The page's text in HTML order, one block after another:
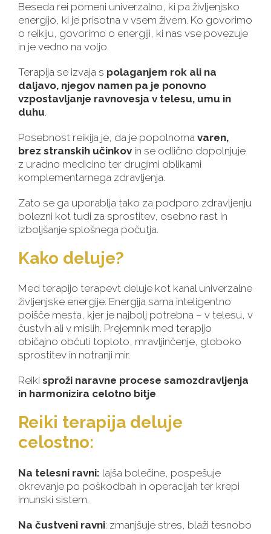
Beseda rei pomeni univerzalno, ki pa življenjsko
energijo, ki je prisotna v vsem živem. Ko govorimo
o reikiju, govorimo o energiji, ki nas vse povezuje
in je vedno na voljo.
Terapija se izvaja s polaganjem rok ali na
daljavo, njegov namen pa je ponovno
vzpostavljanje ravnovesja v telesu, umu in
duhu.
Posebnost reikija je, da je popolnoma varen,
brez stranskih učinkov in se odlično dopolnjuje
z uradno medicino ter drugimi oblikami
komplementarnega zdravljenja.
Zato se ga uporablja tako za podporo zdravljenju
bolezni kot tudi za sprostitev, osebno rast in
izboljšanje splošnega počutja.
Kako deluje?
Med terapijo terapevt deluje kot kanal univerzalne
življenjske energije. Energija sama inteligentno
poišče mesta, kjer je najbolj potrebna – v telesu, v
čustvih ali v mislih. Prejemnik med terapijo
običajno občuti toploto, mravljinčenje, globoko
sprostitev in notranji mir.
Reiki sproži naravne procese samozdravljenja
in harmonizira celotno bitje.
Reiki terapija deluje
celostno:
Na telesni ravni: lajša bolečine, pospešuje
okrevanje po poškodbah in operacijah ter krepi
imunski sistem.
Na čustveni ravni: zmanjšuje stres, blaži tesnobo